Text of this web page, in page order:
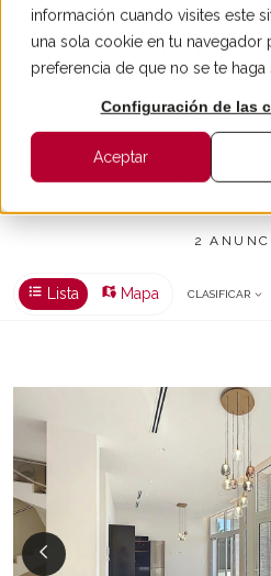
información cuando visites este
una sola cookie en tu navegador
preferencia de que no se te haga
Configuración de las
Aceptar
Casas en venta en
PROPIEDADES PREMIUM CON
ENTORNO
2
Lista Mapa CLASIFICAR